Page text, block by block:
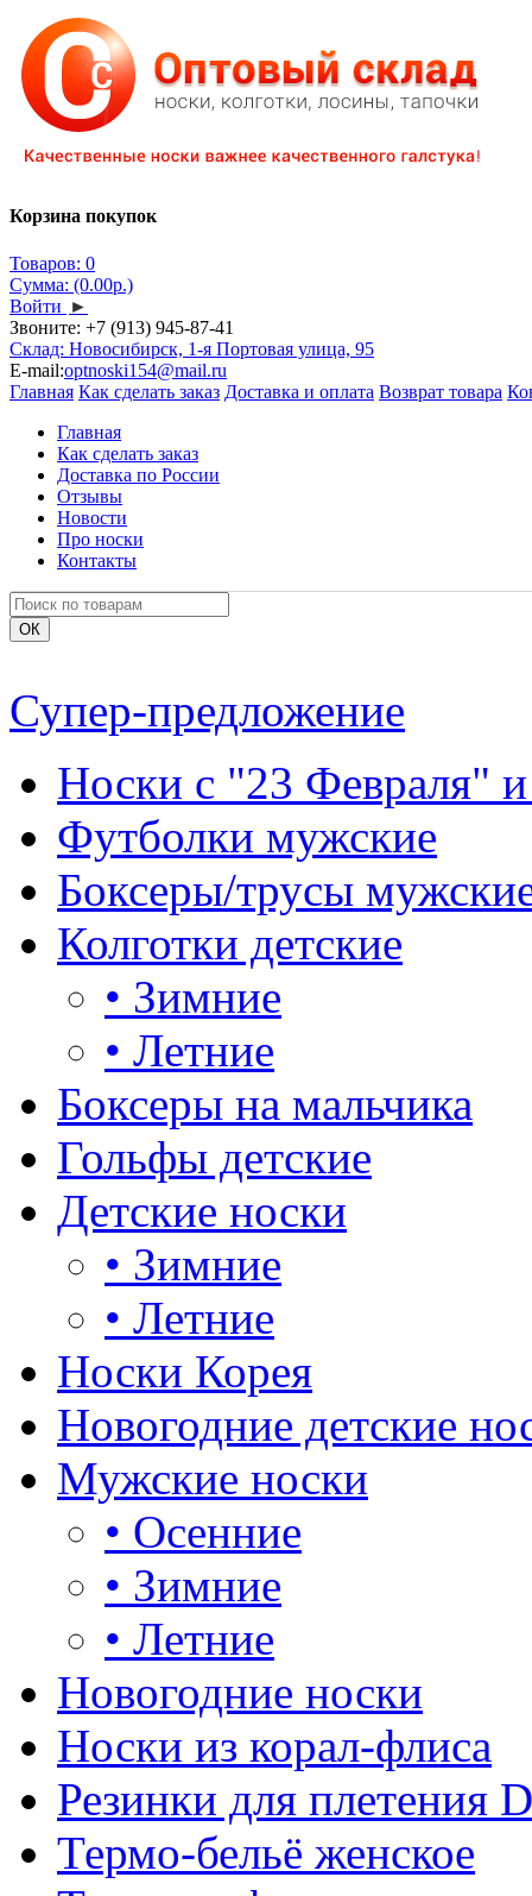
Корзина покупок
Товаров: 0
Сумма: (0.00р.)
Войти ►
Звоните: +7 (913) 945-87-41
Склад: Новосибирск, 1-я Портовая улица, 95
E-mail:optnoski154@mail.ru
Главная Как сделать заказ Доставка и оплата Возврат товара
Главная
Как сделать заказ
Доставка по России
Отзывы
Новости
Про носки
Контакты
Супер-предложение
Носки с "23 Февраля"
Футболки мужские
Боксеры/трусы
Колготки детские
• Зимние
• Летние
Боксеры на мальчика
Гольфы детские
Детские носки
• Зимние
• Летние
Носки Корея
Новогодние детские
Мужские носки
• Осенние
• Зимние
• Летние
Новогодние носки
Носки из корал-флиса
Резинки для плетения
Термо-бельё женское